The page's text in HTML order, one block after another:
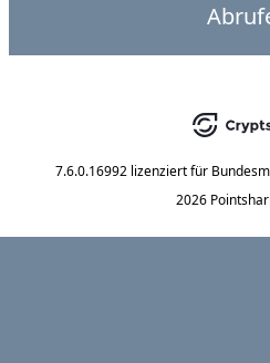
7.6.0.16992 lizenziert für
2026